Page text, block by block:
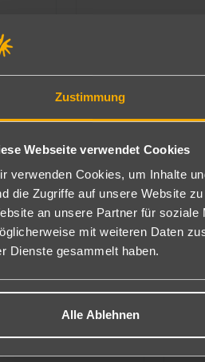
Zustimmung
Webseite verwendet Cookies
verwenden Cookies, um Inhalte
die Zugriffe auf unsere Website
an unsere Partner für soziale
mit weiteren Daten
Dienste gesammelt haben.
Alle Ablehnen
Person
Marsa Alam & Quseir
4
7 Nächte∙All Inclusive
Von